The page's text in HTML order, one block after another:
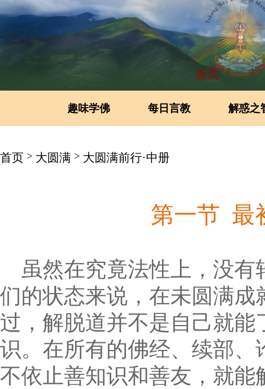
首页
趣味学佛 每日言教 解惑之
首页 > 大圆满 > 大圆满前行·中册
第一节 最
虽然在究竟法性上，没
们的状态来说，在未圆满
过，解脱道并不是自己就
识。在所有的佛经、续部
不依止善知识和善友，就